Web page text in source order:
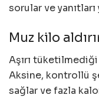
sorular ve
Muz kilo
Aşırı
Aksine, kontrollü
sağlar ve fazla